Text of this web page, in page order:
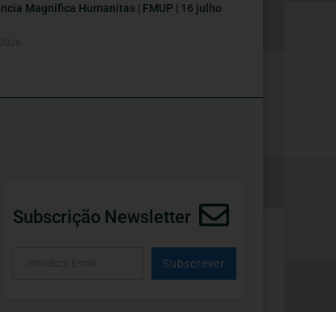
Magnifica Humanitas | FMUP | 16 julho
Subscrição Newsletter
Subscrever